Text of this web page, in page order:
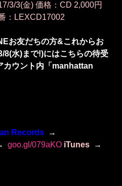
3/3(金) 価格：CD 2,000円
：LEXCD17002
お友だちの方&これからお
8(水)まで!)にはこちらの待受
カウント内「manhattan
Records →
goo.gl/079aKO iTunes →